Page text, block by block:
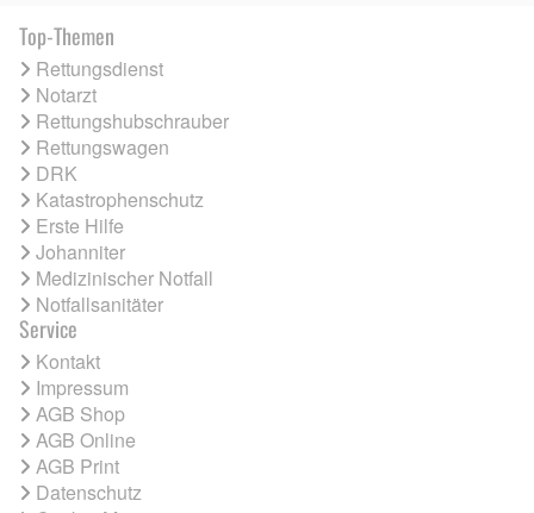
Top-Themen
Rettungsdienst
Notarzt
Rettungshubschrauber
Rettungswagen
DRK
Katastrophenschutz
Erste Hilfe
Johanniter
Medizinischer Notfall
Notfallsanitäter
Service
Kontakt
Impressum
AGB Shop
AGB Online
AGB Print
Datenschutz